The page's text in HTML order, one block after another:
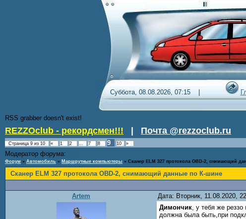
Суббота, 08.08.2026, 07:15 |
RSS grabber doesn't exist!
REZZOclub - рекордсмен!!! Почта @rezzoclub.ru
Страница 9 из 10 « 1 2 … 7 8 9 10 »
Модератор форума:
Форум » Автомобиль » Маршрутные компьютеры » Сканер ELM 327 протокола OBD-2, снимающий
Сканер ELM 327 протокола OBD-2, снимающий данные по К-шине
Artem Дата: Вторник, 11.08.2020,
Димончик, у тебя же
должна была быть,при